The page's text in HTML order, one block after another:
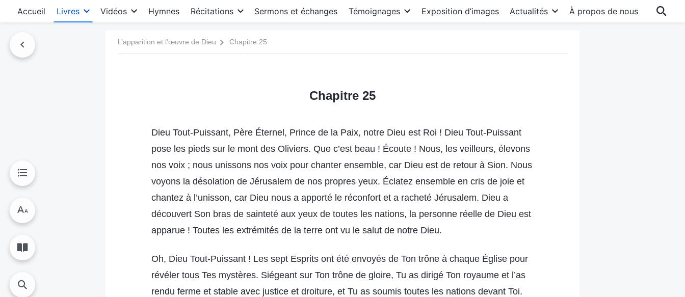
Accueil Livres Vidéos Hymnes Récitations Sermons et échanges Témoignages Exposition d’images Actualités À propos de nous
L’apparition et l’œuvre de Dieu Chapitre 25
Chapitre 25
Dieu Tout-Puissant, Père Éternel, Prince de la Paix, notre Dieu est Roi ! Dieu Tout-Puissant
pose les pieds sur le mont des Oliviers. Que c’est beau ! Écoute ! Nous, les veilleurs, élevons
nos voix ; nous unissons nos voix pour chanter ensemble, car Dieu est de retour à Sion. Nous
voyons la désolation de Jérusalem de nos propres yeux. Éclatez ensemble en cris de joie et
chantez à l’unisson, car Dieu nous a apporté le réconfort et a racheté Jérusalem. Dieu a
découvert Son bras de sainteté aux yeux de toutes les nations, la personne réelle de Dieu est
apparue ! Toutes les extrémités de la terre ont vu le salut de notre Dieu.
Oh, Dieu Tout-Puissant ! Les sept Esprits ont été envoyés de Ton trône à chaque Église pour
révéler tous Tes mystères. Siégeant sur Ton trône de gloire, Tu as dirigé Ton royaume et l’as
rendu ferme et stable avec justice et droiture, et Tu as soumis toutes les nations devant Toi.